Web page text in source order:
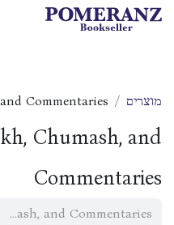
דלג לתוכן
מוצרים Commentaries
Chumash, and
Commentaries